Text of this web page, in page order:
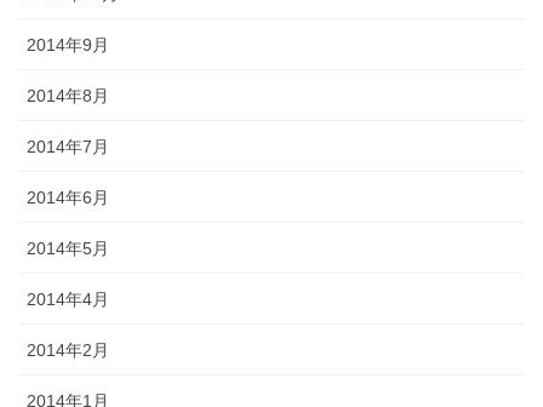
2014年9月
2014年8月
2014年7月
2014年6月
2014年5月
2014年4月
2014年2月
2014年1月